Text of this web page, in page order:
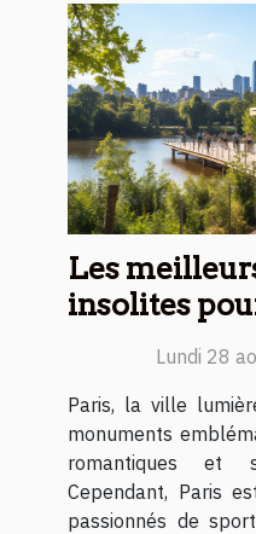
Les
insolites
à ParisLundi 28
Paris, la ville
monuments
romantiques et
Cependant, Paris
passionnés de